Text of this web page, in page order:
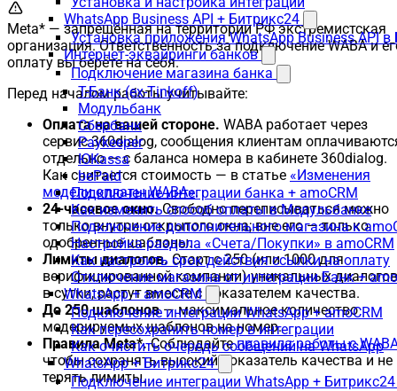
WhatsApp Business API + Битрикс24
Установка приложения WhatsApp Business API
Интернет-эквайринги банков
Подключение магазина банка
Т-Банк (ex-Tinkoff)
Модульбанк
Сбербанк
Paykeeper
ЮKassa
bePaid
Подключение интеграции банка + amoCRM
Как изменить способ оплаты в Модульбанке
Подключение дополнительного магазина к
Настройка раздела «Счета/Покупки» в amoCRM
Как настроить срок действия ссылки на оплату
Отключение магазина от интеграции Банк +
WhatsApp + amoCRM
Подключение интеграции WhatsApp + amoCRM
Как пересохранить номер в интеграции
Как очистить очередь сообщений на WhatsApp
WhatsApp + Битрикс24
Подключение интеграции WhatsApp + Битрикс24
Meta* — запрещённая на территории РФ экстремистская
организация. Ответственность за подключение WABA и
оплату вы берёте на себя.
Перед началом работы учитывайте:
Оплата на вашей стороне. WABA работает через
сервис 360dialog, сообщения клиентам
отдельно — с баланса номера в кабинете 360dialog.
Как считается стоимость — в статье «Изменения
модели оплаты WABA».
24-часовое окно.Свободно переписываться можно
только внутри открытого окна; вне его — только
одобренные шаблоны.
Лимиты диалогов. Старт с 250 (или 1000 для
верифицированной компании) уникальных диалогов
в сутки; растут вместе с показателем качества.
До 250 шаблонов— максимальное количество
модерируемых шаблонов на номер.
Правила Meta*.Соблюдайтеправила работы с
чтобы сохранять высокий показатель качества и не
терять лимиты.